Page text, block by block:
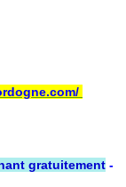
gratuitement -